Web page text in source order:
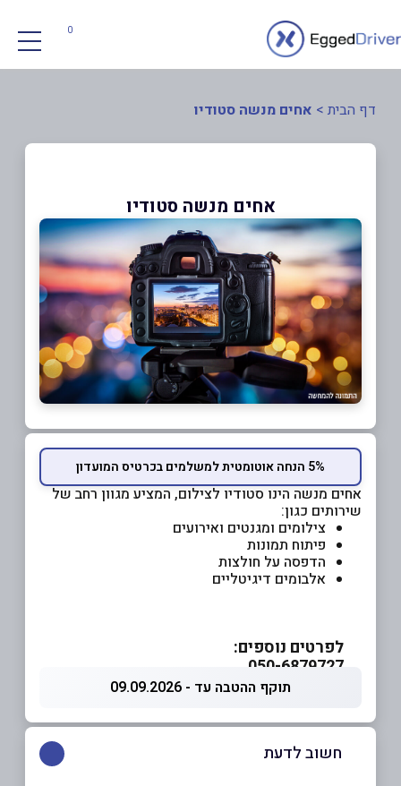
0
דף הבית > אחים מנשה סטודיו
אחים מנשה סטודיו
5% הנחה אוטומטית למשלמים בכרטיס המועדון
אחים מנשה הינו סטודיו לצילום, המציע מגוון רחב של
שירותים כגון:
צילומים ומגנטים ואירועים
פיתוח תמונות
הדפסה על חולצות
אלבומים דיגיטליים
לפרטים נוספים:
תוקף ההטבה עד - 09.09.2026
חשוב לדעת